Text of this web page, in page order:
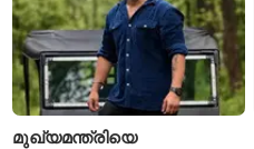
മുഖ്യമന്ത്രിയെ